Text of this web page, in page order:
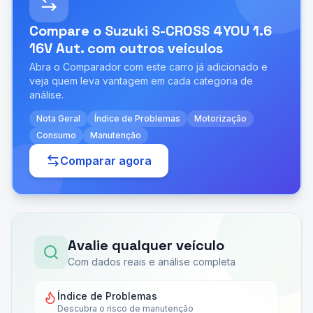
Compare o Suzuki S-CROSS 4YOU 1.6
16V Aut. com outros veículos
Abra o Comparador com este carro já adicionado e
veja quem leva vantagem em cada categoria de
análise.
Nota Geral Índice de Problemas
Motorização
Consumo
Manutenção
Comparar agora
Avalie qualquer veículo
Com dados reais e análise completa
Índice de Problemas
Descubra o risco de manutenção